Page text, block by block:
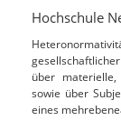
Hochschule
über
sowie über
eines